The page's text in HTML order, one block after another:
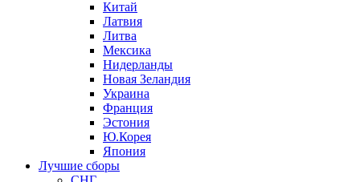
Китай
Латвия
Литва
Мексика
Нидерланды
Новая Зеландия
Украина
Франция
Эстония
Ю.Корея
Япония
Лучшие сборы